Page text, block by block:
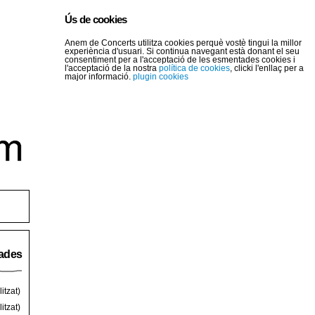
Ús de cookies
Anem de Concerts utilitza cookies perquè vostè tingui la millor
experiència d'usuari. Si continua navegant està donant el seu
consentiment per a l'acceptació de les esmentades cookies i
l'acceptació de la nostra política de cookies, clicki l'enllaç per a
major informació. plugin cookies